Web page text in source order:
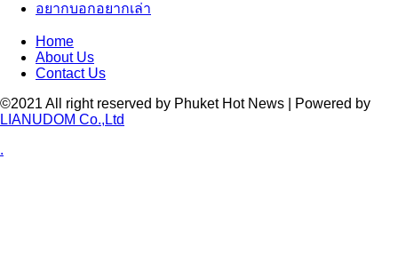
อยากบอกอยากเล่า
Home
About Us
Contact Us
©2021 All right reserved by Phuket Hot News | Powered by
LIANUDOM Co.,Ltd
.